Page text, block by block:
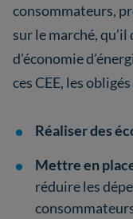
consommateurs,
sur le marché,
d’économie
ces CEE, les
Réaliser des
Mettre en
réduire les